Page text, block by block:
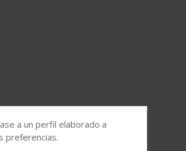
a un perfil elaborado a
preferencias.